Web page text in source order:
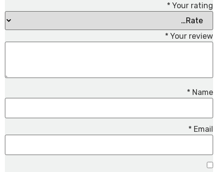
Your rating
*
Your review
*
Name
*
Email
*